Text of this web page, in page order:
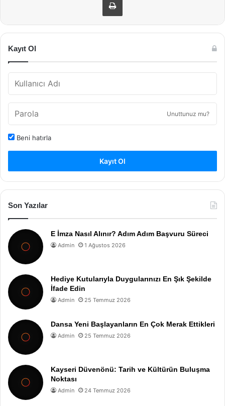
Kayıt Ol
Unuttunuz mu?
Beni hatırla
Kayıt Ol
Son Yazılar
E İmza Nasıl Alınır? Adım Adım Başvuru Süreci
Admin 1 Ağustos 2026
Hediye Kutularıyla Duygularınızı En Şık Şekilde
İfade Edin
Admin 25 Temmuz 2026
Dansa Yeni Başlayanların En Çok Merak Ettikleri
Admin 25 Temmuz 2026
Kayseri Düvenönü: Tarih ve Kültürün Buluşma
Noktası
Admin 24 Temmuz 2026